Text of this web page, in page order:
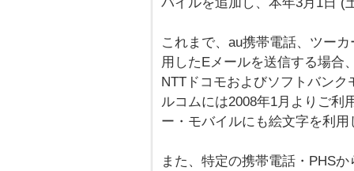
これまで、au携帯電話、ツー
用したEメールを送信する場合
NTTドコモおよびソフトバン
ルコムには2008年1月よりご利
ー・モバイルにも絵文字を利
また、特定の携帯電話・PHS